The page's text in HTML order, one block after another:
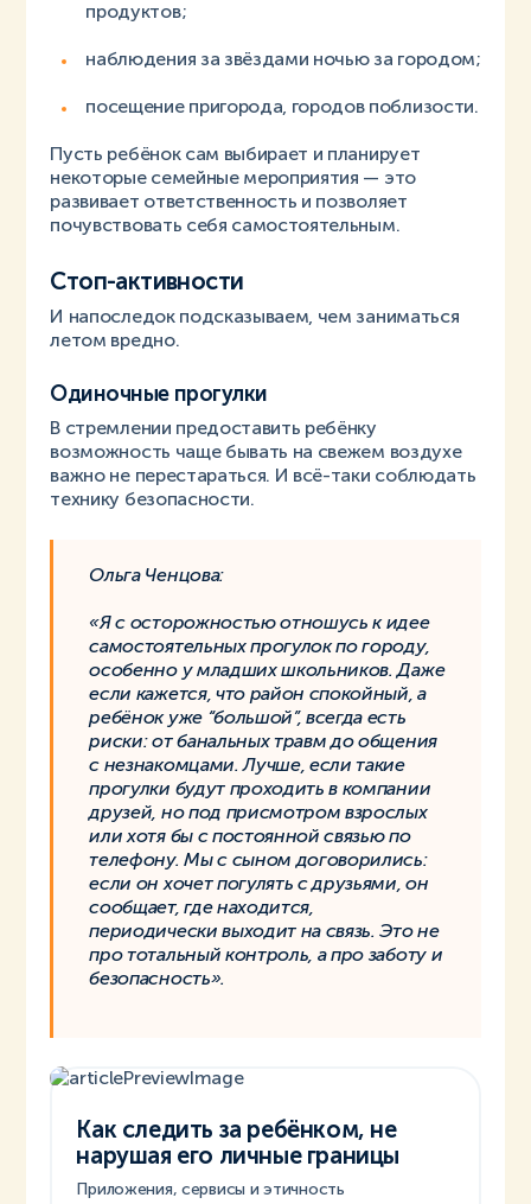
продуктов;
наблюдения за звёздами ночью за городом;
посещение пригорода, городов поблизости.
Пусть ребёнок сам выбирает и планирует
некоторые семейные мероприятия — это
развивает ответственность и позволяет
почувствовать себя самостоятельным.
Стоп-активности
И напоследок подсказываем, чем заниматься
летом вредно.
Одиночные прогулки
В стремлении предоставить ребёнку
возможность чаще бывать на свежем воздухе
важно не перестараться. И всё-таки соблюдать
технику безопасности.
Ольга Ченцова:
«Я с осторожностью отношусь к идее
самостоятельных прогулок по городу,
особенно у младших школьников. Даже
если кажется, что район спокойный, а
ребёнок уже “большой”, всегда есть
риски: от банальных травм до общения
с незнакомцами. Лучше, если такие
прогулки будут проходить в компании
друзей, но под присмотром взрослых
или хотя бы с постоянной связью по
телефону. Мы с сыном договорились:
если он хочет погулять с друзьями, он
сообщает, где находится,
периодически выходит на связь. Это не
про тотальный контроль, а про заботу и
безопасность».
Как следить за ребёнком, не
нарушая его личные границы
Приложения, сервисы и этичность